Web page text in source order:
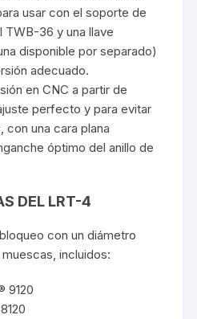
usar con el soporte de
TWB-36 y una llave
disponible por separado)
adecuado.
en CNC a partir de
perfecto y para evitar
con una cara plana
óptimo del anillo de
DEL LRT-4
con un diámetro
incluidos:
9120